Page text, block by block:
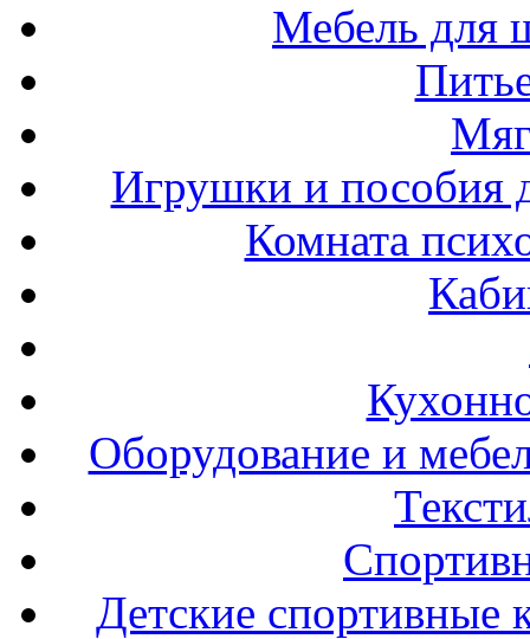
Мебель для
Игрушки и пособия
Комната
Оборудование и
Детские спортивные